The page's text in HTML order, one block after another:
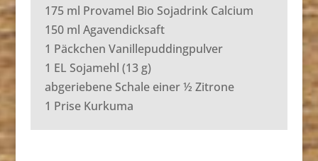
175 ml Provamel Bio Sojadrink Calcium
150 ml Agavendicksaft
1 Päckchen Vanillepuddingpulver
1 EL Sojamehl (13 g)
abgeriebene Schale einer ½ Zitrone
1 Prise Kurkuma